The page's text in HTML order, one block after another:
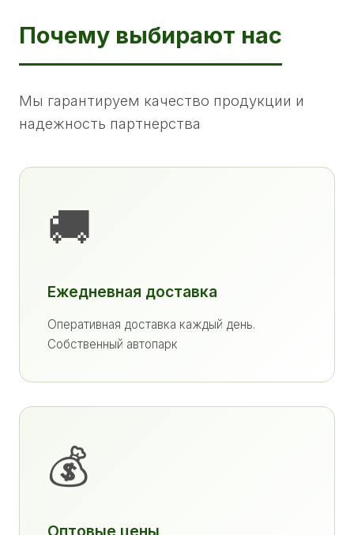
Почему выбирают нас
Мы гарантируем качество продукции и
надежность партнерства
🚚
Ежедневная доставка
Оперативная доставка каждый день.
Собственный автопарк
💰
Оптовые цены